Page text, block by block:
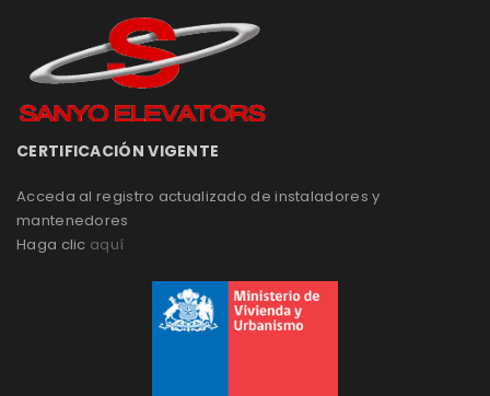
CERTIFICACIÓN VIGENTE
Acceda al registro actualizado de instaladores y
mantenedores
Haga clic aquí